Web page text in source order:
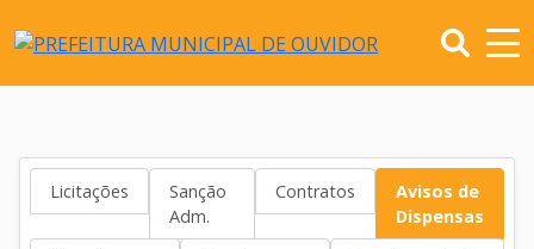
Licitações
Sanção
Adm.
Contratos
Avisos de
Dispensas